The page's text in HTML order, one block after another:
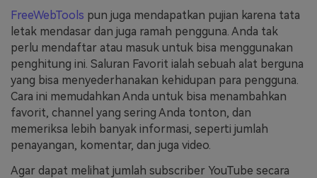
FreeWebTools pun juga mendapatkan pujian karena tata
letak mendasar dan juga ramah pengguna. Anda tak
perlu mendaftar atau masuk untuk bisa menggunakan
penghitung ini. Saluran Favorit ialah sebuah alat berguna
yang bisa menyederhanakan kehidupan para pengguna.
Cara ini memudahkan Anda untuk bisa menambahkan
favorit, channel yang sering Anda tonton, dan
memeriksa lebih banyak informasi, seperti jumlah
penayangan, komentar, dan juga video.
Agar dapat melihat jumlah subscriber YouTube secara